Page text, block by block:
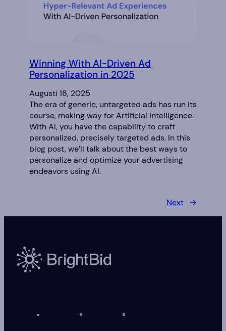
Winning With AI-Driven Ad
Personalization in 2025
Augusti 18, 2025
The era of generic, untargeted ads has run its
course, making way for Artificial Intelligence.
With AI, you have the capability to craft
personalized, precisely targeted ads. In this
blog post, we’ll talk about the best ways to
personalize and optimize your advertising
endeavors using AI.
Next →